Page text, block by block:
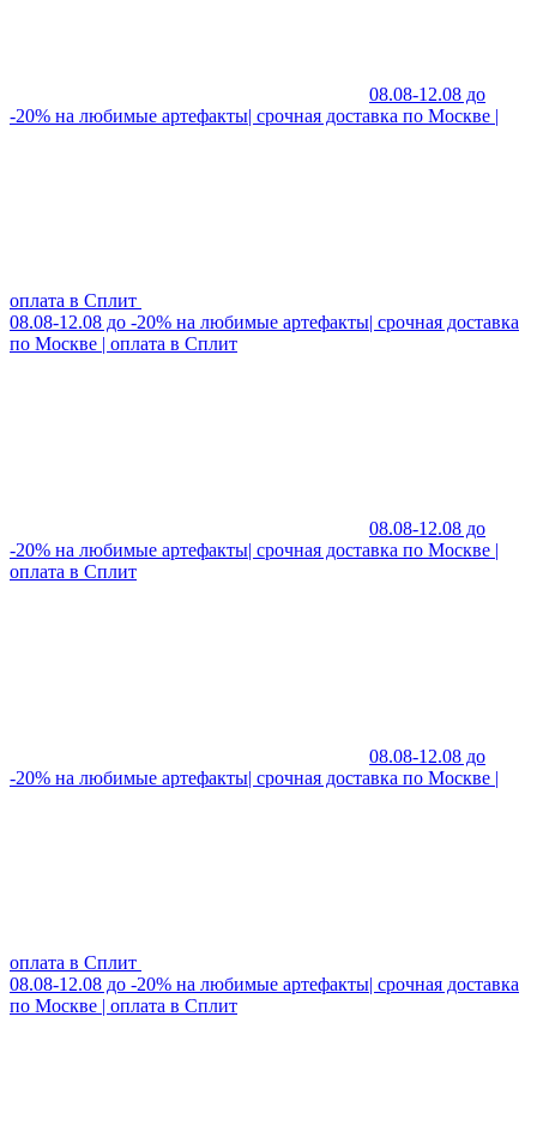
08.08-12.08 до
-20% на любимые артефакты| срочная доставка по Москве |
оплата в Сплит
08.08-12.08 до -20% на любимые артефакты| срочная доставка
по Москве | оплата в Сплит
08.08-12.08 до
-20% на любимые артефакты| срочная доставка по Москве |
оплата в Сплит
08.08-12.08 до
-20% на любимые артефакты| срочная доставка по Москве |
оплата в Сплит
08.08-12.08 до -20% на любимые артефакты| срочная доставка
по Москве | оплата в Сплит